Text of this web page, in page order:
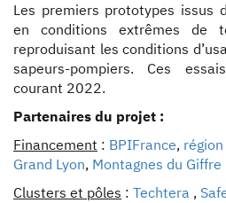
Les premiers prototypes issus
en conditions extrêmes de
reproduisant les conditions
sapeurs-pompiers. Ces
courant 2022.
Partenaires du projet :
Financement : BPIFrance, région
Grand Lyon, Montagnes du Giffre
Clusters et pôles : Techtera ,